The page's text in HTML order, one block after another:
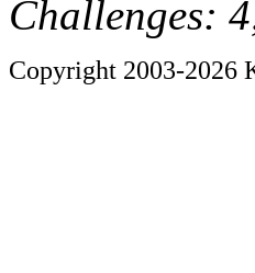
Challenges:
Copyright 2003-2026